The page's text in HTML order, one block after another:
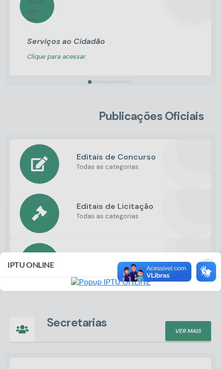
Serviços ao Cidadão
Clique para acessar
Publicações Oficiais
Editais de Concurso
Todas as categorias
Editais de Licitação
Todas as categorias
Legislação
Todas as categorias
Secretarias
VER MAIS
×
IPTU ONLINE